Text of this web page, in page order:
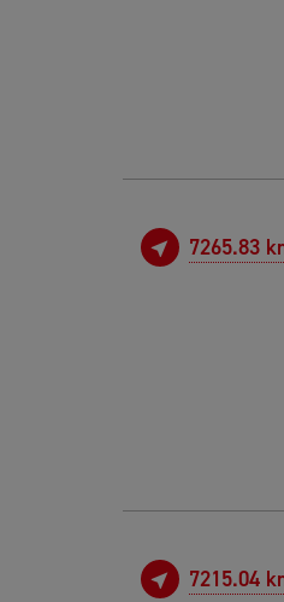
7265.83
7215.04